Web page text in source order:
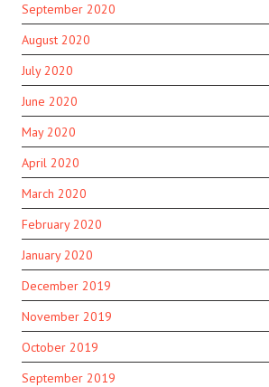
September 2020
August 2020
July 2020
June 2020
May 2020
April 2020
March 2020
February 2020
January 2020
December 2019
November 2019
October 2019
September 2019